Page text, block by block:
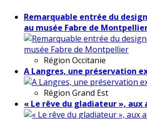
Remarquable entrée du
au musée Fabre de
Région Occitanie
A Langres, une préservation
Région Grand Est
« Le rêve du gladiateur », aux